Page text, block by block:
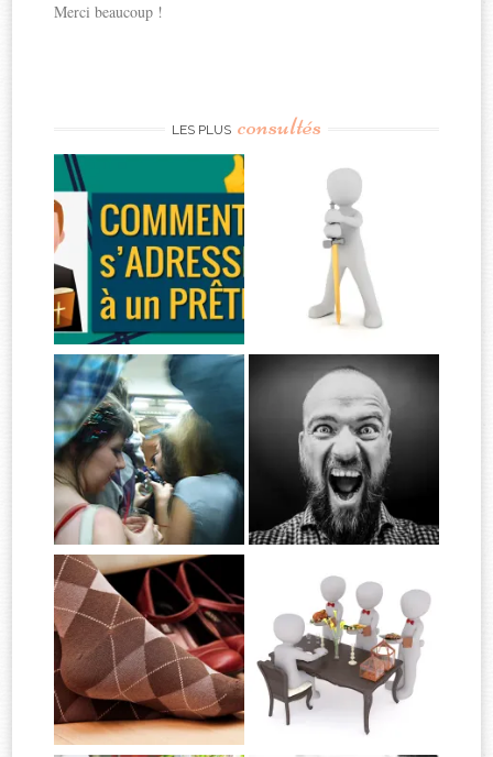
Merci beaucoup !
LES PLUS consultés